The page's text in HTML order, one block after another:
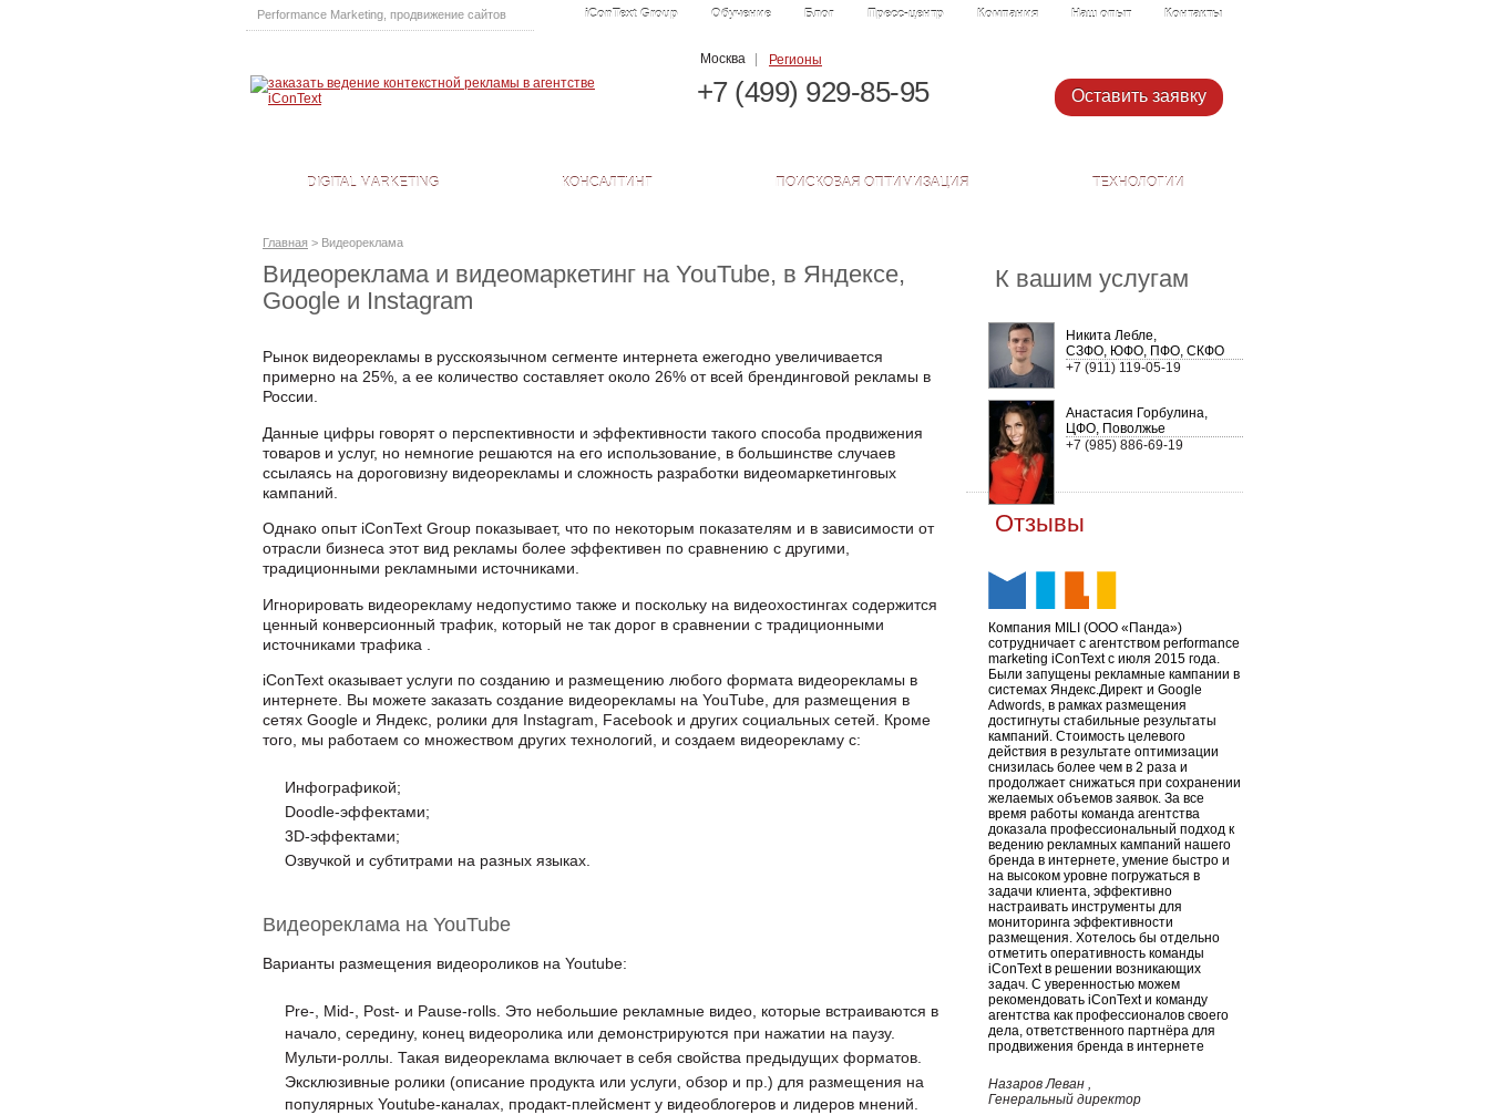
Москва Регионы
Performance Marketing продвижение сайтов iConText Group Обучение Блог Пресс-центр Компания Наш опыт Контакты
+7 (499) 929-85-95 Оставить заявку
DIGITAL MARKETING КОНСАЛТИНГ ПОИСКОВАЯ ОПТИМИЗАЦИЯ ТЕХНОЛОГИИ
Главная > Видеореклама
Видеореклама и видеомаркетинг на YouTube, в Яндексе,
Google и Instagram
Рынок видеорекламы в русскоязычном сегменте интернета ежегодно увеличивается
примерно на 25%, а ее количество составляет около 26% от всей брендинговой рекламы в
России.
Данные цифры говорят о перспективности и эффективности такого способа продвижения
товаров и услуг, но немногие решаются на его использование, в большинстве случаев
ссылаясь на дороговизну видеорекламы и сложность разработки видеомаркетинговых
кампаний.
Однако опыт iConText Group показывает, что по некоторым показателям и в зависимости от
отрасли бизнеса этот вид рекламы более эффективен по сравнению с другими,
традиционными рекламными источниками.
Игнорировать видеорекламу недопустимо также и поскольку на видеохостингах содержится
ценный конверсионный трафик, который не так дорог в сравнении с традиционными
источниками трафика .
iConText оказывает услуги по созданию и размещению любого формата видеорекламы в
интернете. Вы можете заказать создание видеорекламы на YouTube, для размещения в
сетях Google и Яндекс, ролики для Instagram, Facebook и других социальных сетей. Кроме
того, мы работаем со множеством других технологий, и создаем видеорекламу c:
Инфографикой;
Doodle-эффектами;
3D-эффектами;
Озвучкой и субтитрами на разных языках.
Видеореклама на YouTube
Варианты размещения видеороликов на Youtube:
Pre-, Mid-, Post- и Pause-rolls. Это небольшие рекламные видео, которые встраиваются в
начало, середину, конец видеоролика или демонстрируются при нажатии на паузу.
Мульти-роллы. Такая видеореклама включает в себя свойства предыдущих форматов.
Эксклюзивные ролики (описание продукта или услуги, обзор и пр.) для размещения на
популярных Youtube-каналах, продакт-плейсмент у видеоблогеров и лидеров мнений.
К вашим услугам
Никита Лебле,
СЗФО, ЮФО, ПФО, СКФО
+7 (911) 119-05-19
Анастасия Горбулина,
ЦФО, Поволжье
+7 (985) 886-69-19
Отзывы
Компания MILI (OOO «Панда»)
сотрудничает с агентством performance
marketing iConText с июля 2015 года.
Были запущены рекламные кампании в
системах Яндекс.Директ и Google
Adwords, в рамках размещения
достигнуты стабильные результаты
кампаний. Стоимость целевого
действия в результате оптимизации
снизилась более чем в 2 раза и
продолжает снижаться при сохранении
желаемых объемов заявок. За все
время работы команда агентства
доказала профессиональный подход к
ведению рекламных кампаний нашего
бренда в интернете, умение быстро и
на высоком уровне погружаться в
задачи клиента, эффективно
настраивать инструменты для
мониторинга эффективности
размещения. Хотелось бы отдельно
отметить оперативность команды
iConText в решении возникающих
задач. С уверенностью можем
рекомендовать iConText и команду
агентства как профессионалов своего
дела, ответственного партнёра для
продвижения бренда в интернете
Назаров Леван ,
Генеральный директор